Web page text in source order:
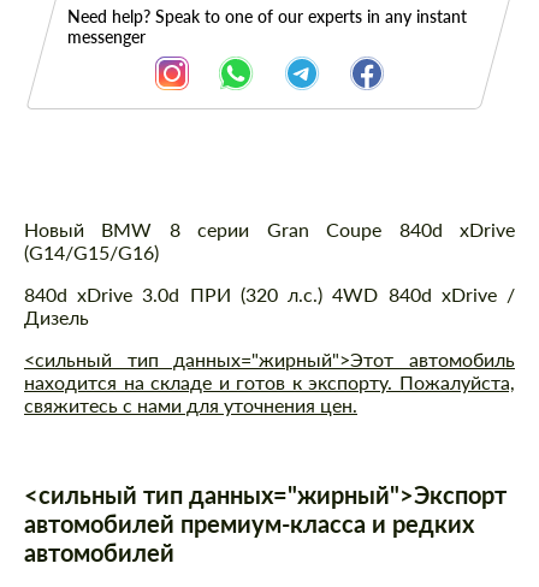
Need help? Speak to one of our experts in any instant
messenger
Описание
Новый BMW 8 серии Gran Coupe 840d xDrive
(G14/G15/G16)
840d xDrive 3.0d ПРИ (320 л.с.) 4WD 840d xDrive /
Дизель
<сильный тип данных="жирный">Этот автомобиль
находится на складе и готов к экспорту. Пожалуйста,
свяжитесь с нами для уточнения цен.
<сильный тип данных="жирный">Экспорт
автомобилей премиум-класса и редких
автомобилей